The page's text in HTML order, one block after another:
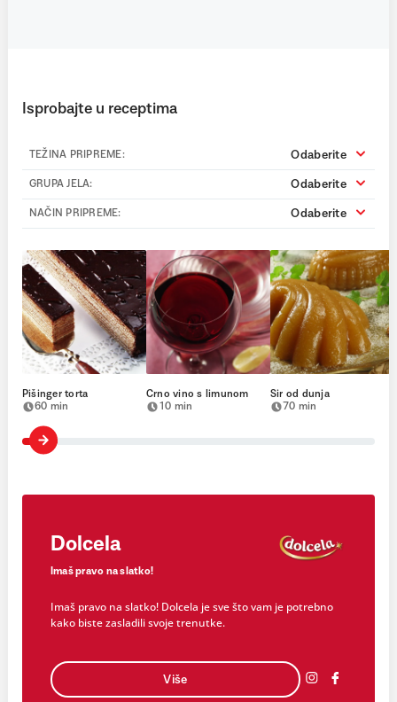
Isprobajte u receptima
TEŽINA PRIPREME: Odaberite
GRUPA JELA: Odaberite
NAČIN PRIPREME: Odaberite
Pišinger torta
60 min
Crno vino s limunom
10 min
Sir od dunja
70 min
Dolcela
Imaš pravo na slatko!
Imaš pravo na slatko! Dolcela je sve što vam je potrebno
kako biste zasladili svoje trenutke.
Više